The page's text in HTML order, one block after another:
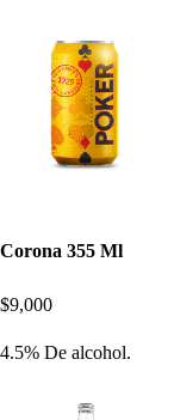
Corona 355 Ml
$9,000
4.5% De alcohol.